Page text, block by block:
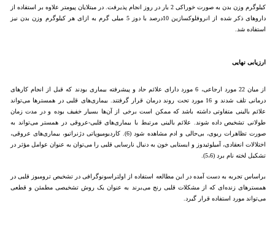
کیلوگرم وزن بدن به صورت خوراکی 2 بار در روز انجام پذیرفت. در مبتلایان پیومتر علاوه بر استفاده از
داروهای ذکر شده از انروفلوکسازین 10درصد با دوز 5 میلی گرم به ازای هر کیلوگرم وزن بدن نیز
استفاده شد.
ارزیابی نهایی
از میان 22 مورد ارجاعی، 6 مورد دارای علائم حاد و پیشرفته بیماری بودند که قبل از انجام کارهای
درمانی تلف شدند و 16 مورد تحت روند درمان قرار گرفتند. بیماری‌های قلبی در همستر‌ها می‌تواند
علائم بالینی متفاوتی داشته باشد که ممکن است برخی از آن‌ها بسیار خفیف بوده و در مدت زمان
طولانی تشخیص داده شوند. علائم بالینی مرتبط با بیماری‌های قلبی-عروقی در همستر می‌تواند به
صورت تظاهرات ریوی، بی‌حالی و ادم مشاهده شود (6). کاردیومیوپاتی دژنراتیو، بیماری‌های عروقی،
اختلالات انعقادی، آمیلوئیدوز و ایستایی خون به دنبال نارسایی قلبی را می‌توان به عنوان عوامل مؤثر در
تشکیل لخته نام برد (5،6).
براساس تجربه به دست آمده در این مطالعه استفاده از اولتراسونوگرافی در تشخیص ترومبوز قلبی در
همسترهای زنده‌ای که از مشکلات قلبی رنج می‌برند به عنوان یک روش تشخیصی مطمئن و قطعی
می‌تواند مورد استفاده قرار گیرد.